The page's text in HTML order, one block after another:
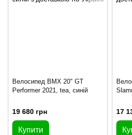
Велосипед BMX 20" GT
Performer 2021, tea, синій
19 680 грн
Купити
17